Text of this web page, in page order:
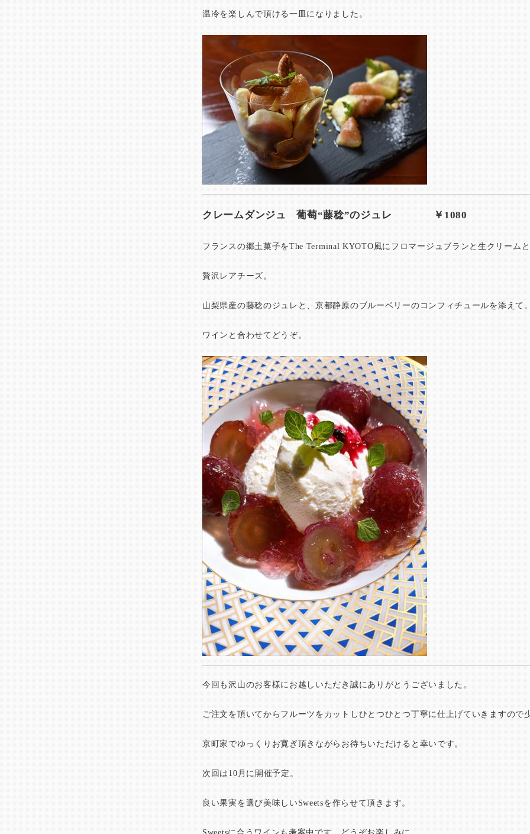
温冷を楽しんで頂ける一皿になりました。
クレームダンジュ 葡萄“藤稔”のジュレ ￥1080
フランスの郷土菓子をThe Terminal KYOTO風にフロマージュブランと生クリーム
贅沢レアチーズ。
山梨県産の藤稔のジュレと、京都静原のブルーベリーのコンフィチュールを添えて
ワインと合わせてどうぞ。
今回も沢山のお客様にお越しいただき誠にありがとうございました。
ご注文を頂いてからフルーツをカットしひとつひとつ丁寧に仕上げていきますので
京町家でゆっくりお寛ぎ頂きながらお待ちいただけると幸いです。
次回は10月に開催予定。
良い果実を選び美味しいSweetsを作らせて頂きます。